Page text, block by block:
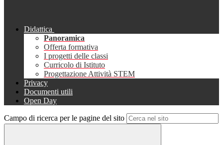
Didattica
Panoramica
Offerta formativa
I progetti delle classi
Curricolo di Istituto
Progettazione Attività STEM
Privacy
Documenti utili
Open Day
Campo di ricerca per le pagine del sito